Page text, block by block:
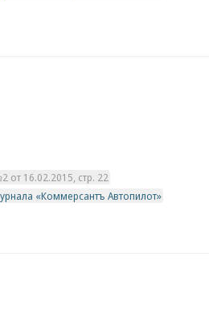
от 16.02.2015, стр. 22
«Коммерсантъ Автопилот»